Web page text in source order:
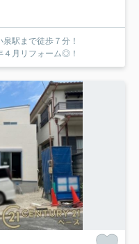
駅まで徒歩７分！
４月リフォーム◎！